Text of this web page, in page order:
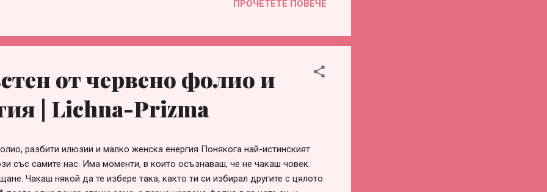
различна призма и личностна мотивация, за която няма своевременна
проста – когато един човек не събира смелост да заяви се...
ПРОЧЕТЕТЕ ПОВЕЧЕ
от червено фолио и
| Lichna-Prizma
разбити илюзии и малко женска енергия Понякога най-истинският
със самите нас. Има моменти, в които осъзнаваш, че не чакаш човек.
Чакаш някой да те избере така, както ти си избирал другите с цялото